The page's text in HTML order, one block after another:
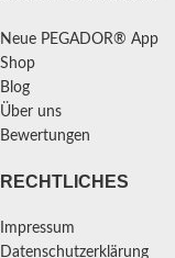
Neue PEGADOR® App
Shop
Blog
Über uns
Bewertungen
RECHTLICHES
Impressum
Datenschutzerklärung